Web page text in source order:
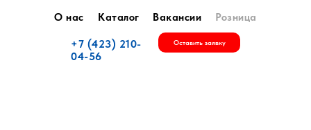
+7 (423) 210-
04-56
Оставить заявку
О нас Каталог Вакансии Розница